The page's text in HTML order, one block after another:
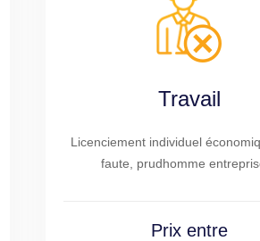
Travail
Licenciement individuel
faute, prudhomme
Prix entre